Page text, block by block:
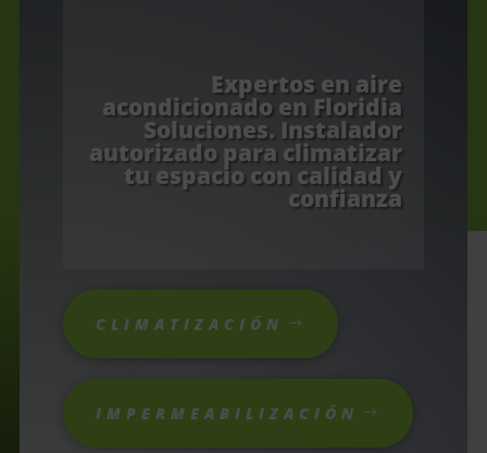
Expertos en aire
acondicionado en Floridia
Soluciones. Instalador
autorizado para climatizar
tu espacio con calidad y
confianza
CLIMATIZACIÓN
IMPERMEABILIZACIÓN